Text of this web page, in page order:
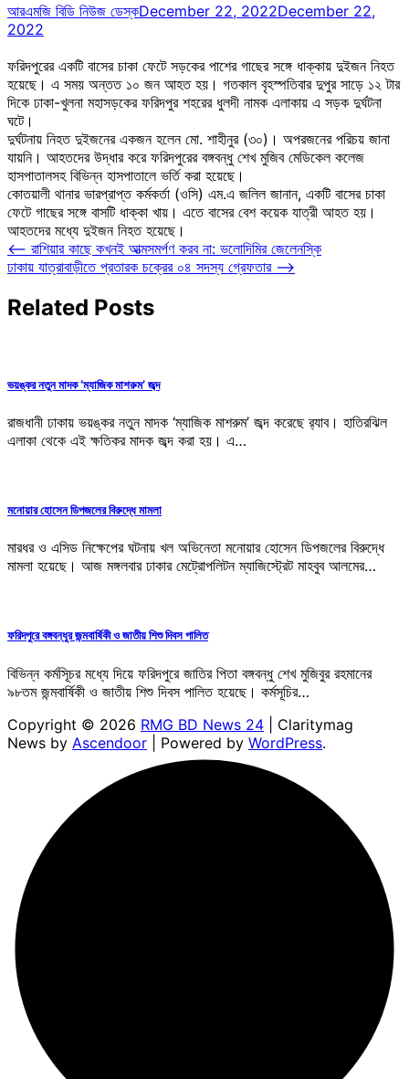
আরএমজি বিডি নিউজ ডেস্কDecember 22, 2022December 22,
2022
ফরিদপুরের একটি বাসের চাকা ফেটে সড়কের পাশের গাছের সঙ্গে ধাক্কায় দুইজন নিহত
হয়েছে। এ সময় অন্তত ১০ জন আহত হয়। গতকাল বৃহস্পতিবার দুপুর সাড়ে ১২ টার
দিকে ঢাকা-খুলনা মহাসড়কের ফরিদপুর শহরের ধুলদী নামক এলাকায় এ সড়ক দুর্ঘটনা
ঘটে।
দুর্ঘটনায় নিহত দুইজনের একজন হলেন মো. শাহীনুর (৩০)। অপরজনের পরিচয় জানা
যায়নি। আহতদের উদ্ধার করে ফরিদপুরের বঙ্গবন্ধু শেখ মুজিব মেডিকেল কলেজ
হাসপাতালসহ বিভিন্ন হাসপাতালে ভর্তি করা হয়েছে।
কোতয়ালী থানার ভারপ্রাপ্ত কর্মকর্তা (ওসি) এম.এ জলিল জানান, একটি বাসের চাকা
ফেটে গাছের সঙ্গে বাসটি ধাক্কা খায়। এতে বাসের বেশ কয়েক যাত্রী আহত হয়।
আহতদের মধ্যে দুইজন নিহত হয়েছে।
Post
navigation
⟵ রাশিয়ার কাছে কখনই আত্মসমর্পণ করব না: ভলোদিমির জেলেনস্কি
ঢাকায় যাত্রাবাড়ীতে প্রতারক চক্রের ০৪ সদস্য গ্রেফতার ⟶
Related Posts
ভয়ঙ্কর নতুন মাদক ‘ম্যাজিক মাশরুম’ জব্দ
রাজধানী ঢাকায় ভয়ঙ্কর নতুন মাদক ‘ম্যাজিক মাশরুম’ জব্দ করেছে র‌্যাব। হাতিরঝিল
এলাকা থেকে এই ক্ষতিকর মাদক জব্দ করা হয়। এ…
মনোয়ার হোসেন ডিপজলের বিরুদ্ধে মামলা
মারধর ও এসিড নিক্ষেপের ঘটনায় খল অভিনেতা মনোয়ার হোসেন ডিপজলের বিরুদ্ধে
মামলা হয়েছে। আজ মঙ্গলবার ঢাকার মেট্রোপলিটন ম্যাজিস্ট্রেট মাহবুব আলমের…
ফরিদপুরে বঙ্গবন্ধুর জন্মবার্ষিকী ও জাতীয় শিশু দিবস পালিত
বিভিন্ন কর্মসূিচর মধ্যে দিয়ে ফরিদপুরে জাতির পিতা বঙ্গবন্ধু শেখ মুজিবুর রহমানের
৯৮তম জন্মবার্ষিকী ও জাতীয় শিশু দিবস পালিত হয়েছে। কর্মসূচির…
Copyright © 2026 RMG BD News 24 | Claritymag
News by Ascendoor | Powered by WordPress.